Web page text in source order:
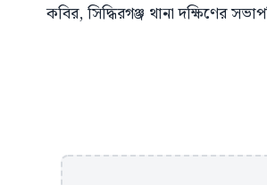
কবির, সিদ্ধিরগঞ্জ থানা দক্ষিণের